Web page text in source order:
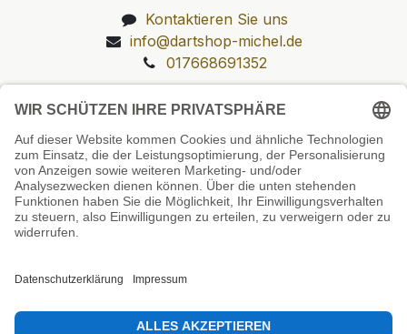
Kontaktieren Sie uns
info@dartshop-michel.de
017668691352
Unsere Prüfsiegel